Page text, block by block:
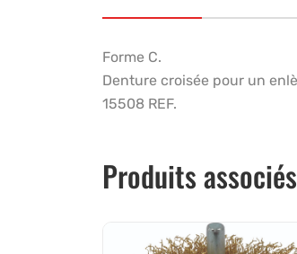
Forme C.
Denture croisée pour un
15508 REF.
Produits associés